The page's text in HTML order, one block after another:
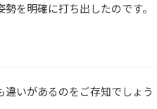
を明確に打ち出したのです。
いがあるのをご存知でしょう